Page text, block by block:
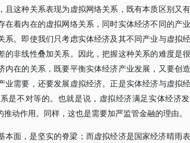
且这种关系表现为虚拟网络关系，既有本质区别又
在着内在的虚拟网络关系，同时实体经济不同的产
。即使我们只考虑实体经济及其不同产业与虚拟
的非线性叠加关系。因此，把握这种关系的难度是
内在的关系，既要平衡实体经济产业发展，又要创
业需要，还要发展虚拟经济。正是实体经济与虚拟
是不对等的。也就是说，虚拟经济满足实体经济
动作用。同样，这也是需要加严监管金融的理由。
本面，是坚实的脊梁；而虚拟经济是国家经济晴雨